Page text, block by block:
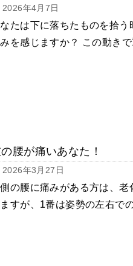
2026年4月7日
たは下に落ちたものを拾
を感じますか？ この動き
腰が痛いあなた！
2026年3月27日
の腰に痛みがある方は、
すが、1番は姿勢の左右で